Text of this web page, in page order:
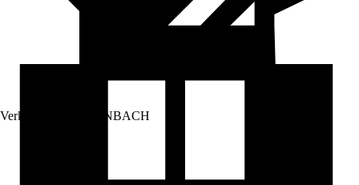
Verkauf durch: HORNBACH